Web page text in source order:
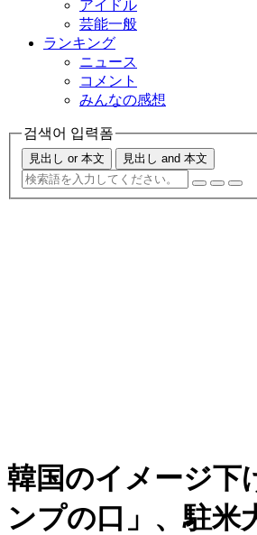
アイドル
芸能一般
ランキング
ニュース
コメント
みんなの感想
검색어 입력폼
見出し or 本文 見出し and 本文
韓国のイメージ下
ンプの口」、駐米